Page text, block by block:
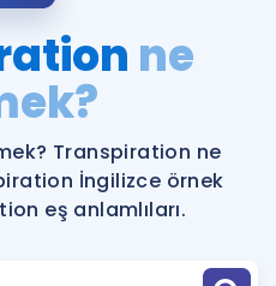
İngilizce Gramer
ne
Transpiration ne
İngilizce örnek
eş anlamlıları.